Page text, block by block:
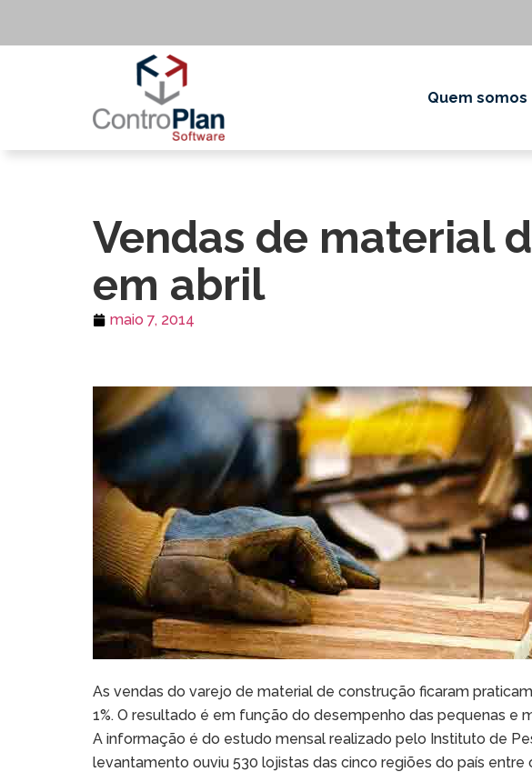
Quem somos
Vendas de material
em abril
maio 7, 2014
As vendas do varejo de material de construção ficaram
1%. O resultado é em função do desempenho das pequenas e
A informação é do estudo mensal realizado pelo Instituto de
levantamento ouviu 530 lojistas das cinco regiões do país